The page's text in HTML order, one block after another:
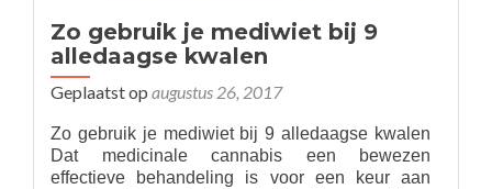
Zo gebruik je mediwiet bij 9
alledaagse kwalen
Geplaatst op augustus 26, 2017
Zo gebruik je mediwiet bij 9 alledaagse kwalen
Dat medicinale cannabis een bewezen
effectieve behandeling is voor een keur aan